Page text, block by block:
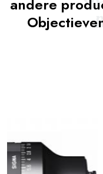
andere
VOORRAAD BIJ DE